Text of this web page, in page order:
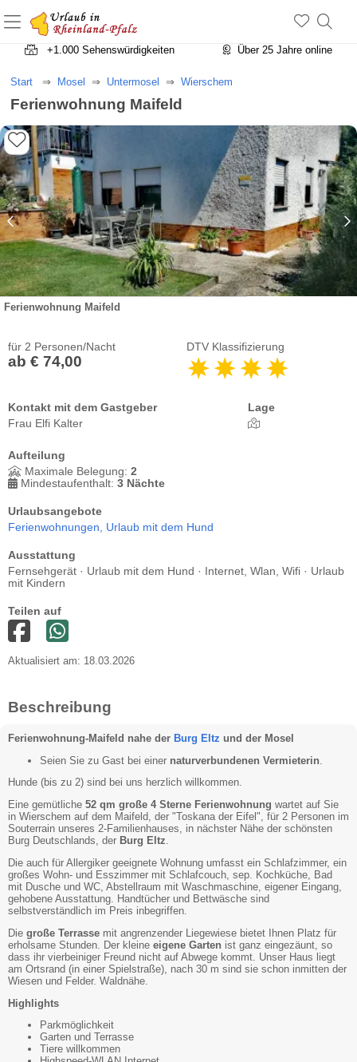
+1.500 Unterkünfte in Rheinland-Pfalz
+1.000 Sehenswürdigkeiten
Über 25 Jahre online
Start Mosel Untermosel Wierschem
Ferienwohnung Maifeld
Ferienwohnung Maifeld
für 2 Personen/Nacht
ab € 74,00
DTV Klassifizierung
Kontakt mit dem Gastgeber
Frau Elfi Kalter
Lage
Aufteilung
Maximale Belegung: 2
Mindestaufenthalt: 3 Nächte
Urlaubsangebote
Ferienwohnungen, Urlaub mit dem Hund
Ausstattung
Fernsehgerät · Urlaub mit dem Hund · Internet, Wlan, Wifi · Urlaub
mit Kindern
Teilen auf
Aktualisiert am: 18.03.2026
Beschreibung
Ferienwohnung-Maifeld nahe der Burg Eltz und der Mosel
Seien Sie zu Gast bei einer naturverbundenen Vermieterin
Hunde (bis zu 2) sind bei uns herzlich willkommen.
Eine gemütliche 52 qm große 4 Sterne Ferienwohnung wartet auf Sie
in Wierschem auf dem Maifeld, der "Toskana der Eifel", für 2 Personen im
Souterrain unseres 2-Familienhauses, in nächster Nähe der schönsten
Burg Deutschlands, der Burg Eltz.
Die auch für Allergiker geeignete Wohnung umfasst ein Schlafzimmer, ein
großes Wohn- und Esszimmer mit Schlafcouch, sep. Kochküche, Bad
mit Dusche und WC, Abstellraum mit Waschmaschine, eigener Eingang,
gehobene Ausstattung. Handtücher und Bettwäsche sind
selbstverständlich im Preis inbegriffen.
Die große Terrasse mit angrenzender Liegewiese bietet Ihnen Platz für
erholsame Stunden. Der kleine eigene Garten ist ganz eingezäunt, so
dass ihr vierbeiniger Freund nicht auf Abwege kommt. Unser Haus liegt
am Ortsrand (in einer Spielstraße), nach 30 m sind sie schon inmitten der
Wiesen und Felder. Waldnähe.
Highlights
Parkmöglichkeit
Garten und Terrasse
Tiere willkommen